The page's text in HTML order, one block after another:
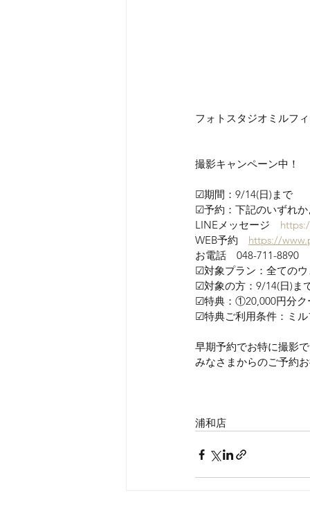
フォトスタジオミルフ
撮影キャンペーン中！
☑期間：9/14(日)まで
☑予約：下記のいずれか
LINEメッセージ
WEB予約 https://
お電話　048-711-8890
☑対象プラン：全ての
☑対象の方：9/14(日)ま
☑特典：①20,000円分ク
☑特典ご利用条件：ミ
早期予約でお特に撮影
みなさまからのご予約
浦和店